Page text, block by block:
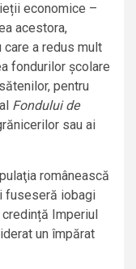
economice –
acestora,
a redus mult
fondurilor școlare
pentru
Fondului de
sau ai
românească
fuseseră iobagi
Imperiul
un împărat